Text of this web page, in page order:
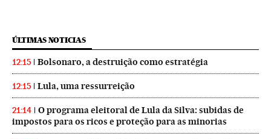
ÚLTIMAS NOTICIAS
12:15 Bolsonaro, a destruição como estratégia
12:15 Lula, uma ressurreição
21:14
O programa eleitoral de Lula da Silva: subidas de
impostos para os ricos e proteção para as minorias